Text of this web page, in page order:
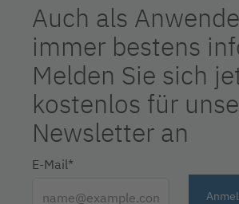
Auch als
immer bestens
Melden Sie sich
kostenlos für
Newsletter an
E-Mail*